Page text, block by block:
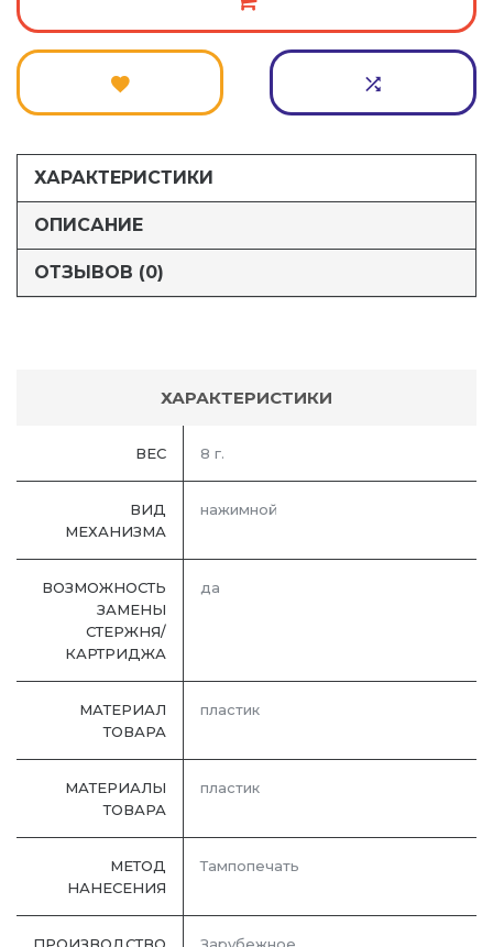
ХАРАКТЕРИСТИКИ
ОПИСАНИЕ
ОТЗЫВОВ (0)
ХАРАКТЕРИСТИКИ
ВЕС 8 г.
ВИД
МЕХАНИЗМА
нажимной
ВОЗМОЖНОСТЬ
ЗАМЕНЫ
СТЕРЖНЯ/
КАРТРИДЖА
да
МАТЕРИАЛ
ТОВАРА
пластик
МАТЕРИАЛЫ
ТОВАРА
пластик
МЕТОД
НАНЕСЕНИЯ
Тампопечать